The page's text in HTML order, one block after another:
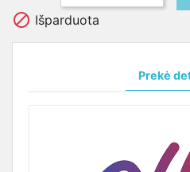
 Išparduota
Prekė